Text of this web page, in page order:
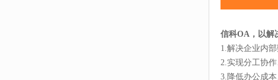
信科OA，以解
1.解决企业内部
2.实现分工协
3.降低办公成本